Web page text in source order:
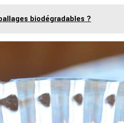
biodégradables ?